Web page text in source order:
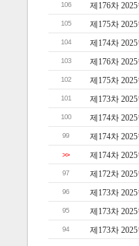
106 제176차
105 제175차
104 제174차
103 제176차
102 제175차
101 제173차
100 제174차
99 제174차
>> 제174차
97 제172차
96 제173차
95 제173차
94 제173차